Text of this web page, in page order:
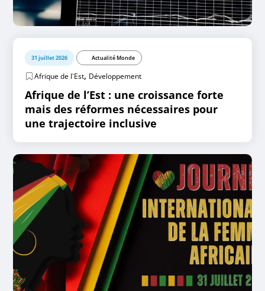
31 juillet 2026 Actualité Monde
Afrique de l'Est, Développement
Afrique de l’Est : une croissance forte
mais des réformes nécessaires pour
une trajectoire inclusive